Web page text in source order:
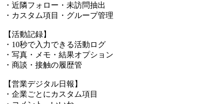
・近隣フォロー・未訪問抽出
・カスタム項目・グループ管理
【活動記録】
・10秒で入力できる活動ログ
・写真・メモ・結果オプション
・商談・接触の履歴管
【営業デジタル日報】
・企業ごとにカスタム項目